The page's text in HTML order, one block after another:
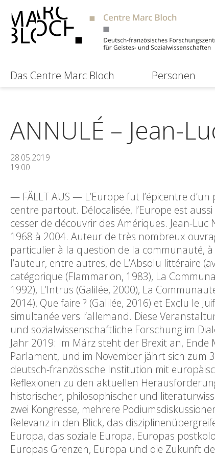
Das Centre Marc Bloch Personen
ANNULÉ – Jean-
28.05.2019
19:00
— FÄLLT AUS — L’Europe fut l’épicentre
centre partout. Délocalisée, l’Europe est
cesser de découvrir des Amériques. Jean-
1968 à 2004. Auteur de très nombreux
particulier à la question de la communauté,
l’auteur, entre autres, de L’Absolu littéraire
catégorique (Flammarion, 1983), La
1992), L’Intrus (Galilée, 2000), La
2014), Que faire ? (Galilée, 2016) et Exclu le
simultanée vers l’allemand. Diese
und sozialwissenschaftliche Forschung im
Jahr 2019: Im März steht der Brexit an,
Parlament, und im November jährt sich zum
deutsch-französische Institution mit
Reflexionen zu den aktuellen
historischer, philosophischer und
zwei Kongresse, mehrere
Relevanz in den Blick, das
Europa, das soziale Europa, Europas
Europas Grenzen, Europa und die Zukunft